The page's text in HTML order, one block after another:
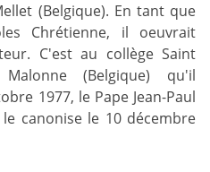
(Belgique). En tant que
Chrétienne, il oeuvrait
C'est au collège Saint
(Belgique) qu'il
1977, le Pape Jean-Paul
canonise le 10 décembre